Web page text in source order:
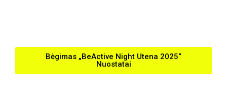
Bėgimas „BeActive Night Utena 2025“
Nuostatai